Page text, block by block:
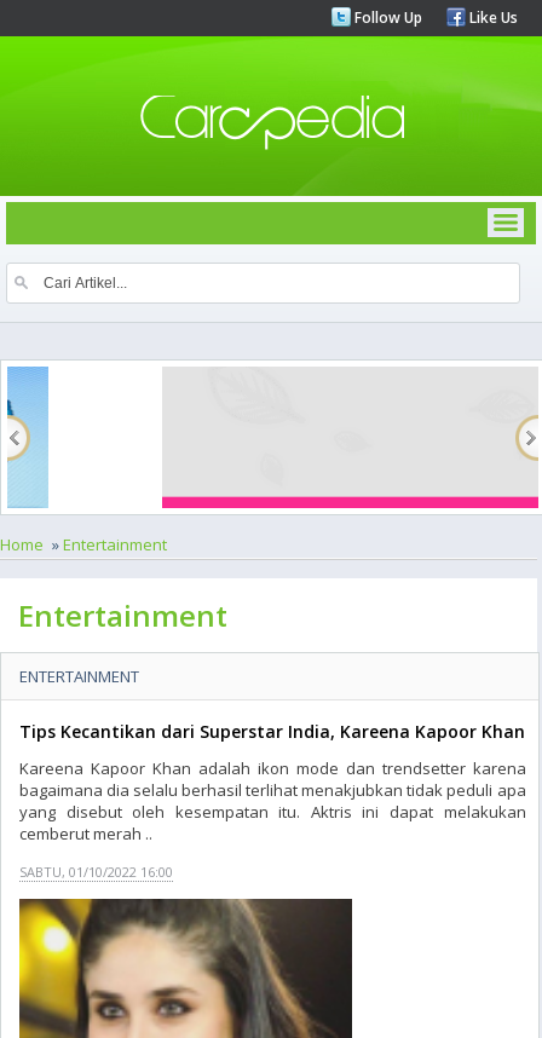
Follow Up Like Us
Home »Entertainment
Entertainment
ENTERTAINMENT
Tips Kecantikan dari Superstar India, Kareena Kapoor Khan
Kareena Kapoor Khan adalah ikon mode dan trendsetter karena
bagaimana dia selalu berhasil terlihat menakjubkan tidak peduli apa
yang disebut oleh kesempatan itu. Aktris ini dapat melakukan
cemberut merah ..
SABTU, 01/10/2022 16:00